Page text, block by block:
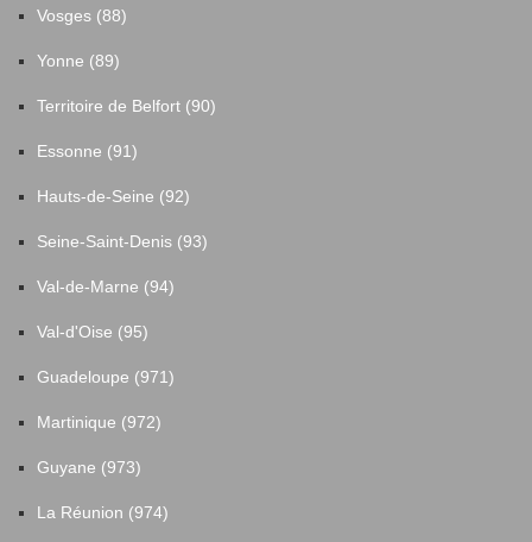
Vosges (88)
Yonne (89)
Territoire de Belfort (90)
Essonne (91)
Hauts-de-Seine (92)
Seine-Saint-Denis (93)
Val-de-Marne (94)
Val-d'Oise (95)
Guadeloupe (971)
Martinique (972)
Guyane (973)
La Réunion (974)